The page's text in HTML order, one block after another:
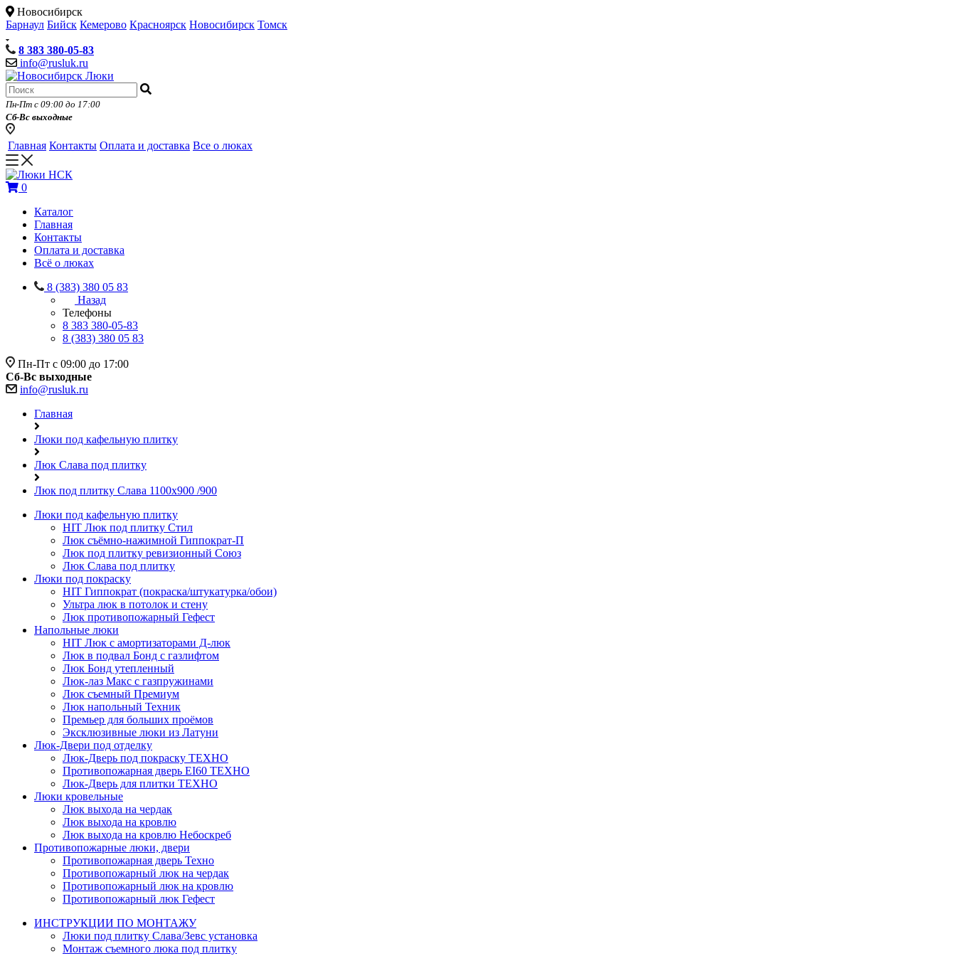
Новосибирск
Барнаул Бийск Кемерово Красноярск Новосибирск Томск
8 383 380-05-83
info@rusluk.ru
Пн-Пт с 09:00 до 17:00
Сб-Вс выходные
Главная Контакты Оплата и доставка Все о люках
0
Каталог
Главная
Контакты
Оплата и доставка
Всё о люках
8 (383) 380 05 83
Назад
Телефоны
8 383 380-05-83
8 (383) 380 05 83
Пн-Пт с 09:00 до 17:00
Сб-Вс выходные
info@rusluk.ru
Главная
Люки под кафельную плитку
Люк Слава под плитку
Люк под плитку Слава 1100х900 /900
Люки под кафельную плитку
HIT Люк под плитку Стил
Люк съёмно-нажимной Гиппократ-П
Люк под плитку ревизионный Союз
Люк Слава под плитку
Люки под покраску
HIT Гиппократ (покраска/штукатурка/обои)
Ультра люк в потолок и стену
Люк противопожарный Гефест
Напольные люки
HIT Люк с амортизаторами Д-люк
Люк в подвал Бонд c газлифтом
Люк Бонд утепленный
Люк-лаз Макс с газпружинами
Люк съемный Премиум
Люк напольный Техник
Премьер для больших проёмов
Эксклюзивные люки из Латуни
Люк-Двери под отделку
Люк-Дверь под покраску ТЕХНО
Противопожарная дверь EI60 ТЕХНО
Люк-Дверь для плитки ТЕХНО
Люки кровельные
Люк выхода на чердак
Люк выхода на кровлю
Люк выхода на кровлю Небоскреб
Противопожарные люки, двери
Противопожарная дверь Техно
Противопожарный люк на чердак
Противопожарный люк на кровлю
Противопожарный люк Гефест
ИНСТРУКЦИИ ПО МОНТАЖУ
Люки под плитку Слава/Зевс установка
Монтаж съемного люка под плитку